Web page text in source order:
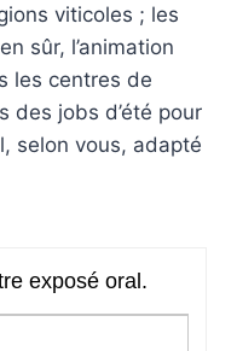
viticoles ; les
sûr, l’animation
les centres de
des jobs d’été pour
selon vous, adapté